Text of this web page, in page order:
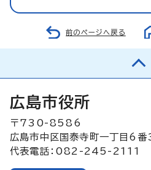
前のページへ戻る
広島市役所
〒730-8586
広島市中区国泰寺町一丁目6
代表電話：082-245-2111